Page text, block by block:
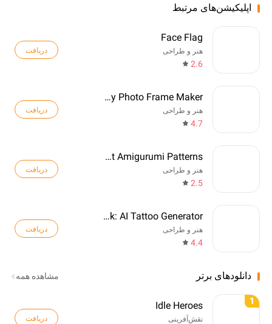
اپلیکیشن‌های مرتبط
Face Flag
هنر و طراحی
2.6
دریافت
Birthday Photo Frame Maker
هنر و طراحی
4.7
دریافت
Crochet Amigurumi Patterns
هنر و طراحی
2.5
دریافت
TattooInk: AI Tattoo Generator
هنر و طراحی
4.4
دریافت
دانلودهای برتر مشاهده همه
1
Idle Heroes
نقش‌آفرینی دریافت